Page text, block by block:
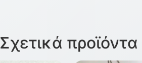
Σχετικά προϊόντα